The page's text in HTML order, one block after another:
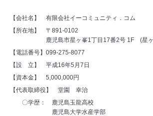
【会社名】 有限会社イーコミュニティ．コム
【所在地】 〒891-0102
鹿児島市星ヶ峯1丁目17番2号 1F (星ヶ
【電話番号】099-275-8077
【設 立】 平成16年5月7日
【資本金】 5,000,000円
【代表取締役】 堂園 幸治
〇学歴： 鹿児島玉龍高校
鹿児島大学水産学部